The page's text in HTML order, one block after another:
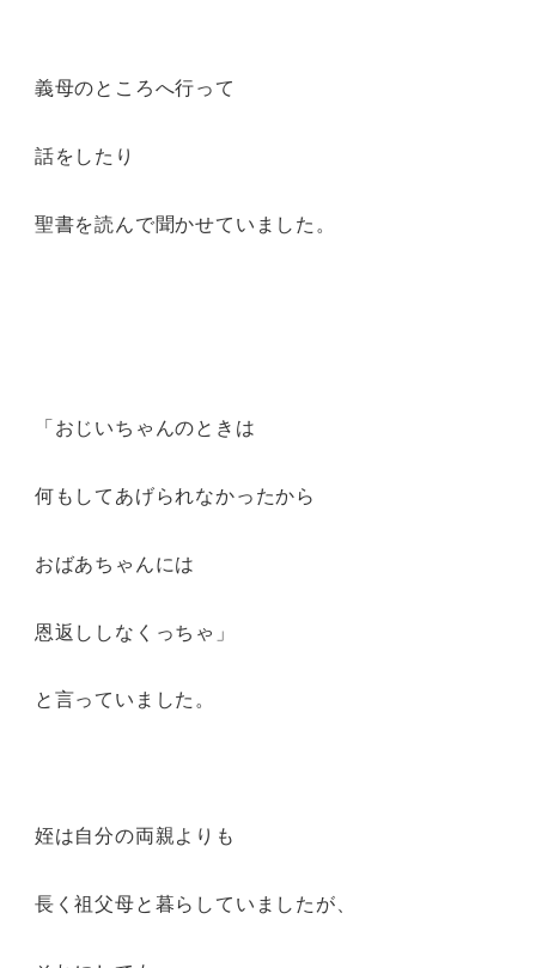
義母のところへ行って
話をしたり
聖書を読んで聞かせていました。
「おじいちゃんのときは
何もしてあげられなかったから
おばあちゃんには
恩返ししなくっちゃ」
と言っていました。
姪は自分の両親よりも
長く祖父母と暮らしていましたが、